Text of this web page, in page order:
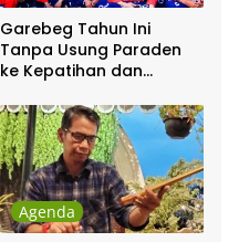
Garebeg Tahun Ini
Tanpa Usung Paraden
ke Kepatihan dan
Agenda